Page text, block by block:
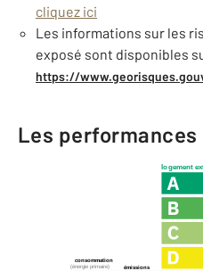
cliquez ici
Les informations sur les
exposé sont disponibles
https://
Les
logement
consommation
émissions
(énergie primaire)